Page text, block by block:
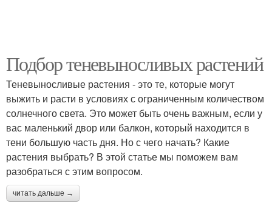
Подбор теневыносливых растений
Теневыносливые растения - это те, которые могут
выжить и расти в условиях с ограниченным количеством
солнечного света. Это может быть очень важным, если у
вас маленький двор или балкон, который находится в
тени большую часть дня. Но с чего начать? Какие
растения выбрать? В этой статье мы поможем вам
разобраться с этим вопросом.
читать дальше →